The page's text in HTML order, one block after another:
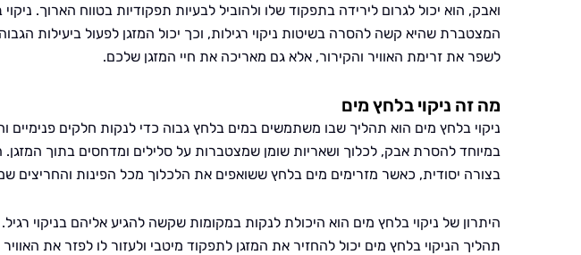
ואבק, הוא יכול לגרום לירידה בתפקוד שלו ולהוביל לבעיות תפקודיות בטווח הארוך.
המצטברת שהיא קשה להסרה בשיטות ניקוי רגילות, וכך יכול המזגן לפעול ביעילות
לשפר את זרימת האוויר והקירור, אלא גם מאריכה את חיי המזגן שלכם.
מה זה ניקוי בלחץ מים
ניקוי בלחץ מים הוא תהליך שבו משתמשים במים בלחץ גבוה כדי לנקות חלקים פנימיים
במיוחד להסרת אבק, לכלוך ושאריות שומן שמצטברות על סלילים ומדחסים בתוך
בצורה יסודית, כאשר מזרימים מים בלחץ ששואפים את הלכלוך מכל הפינות והחריצים
היתרון של ניקוי בלחץ מים הוא היכולת לנקות במקומות שקשה להגיע אליהם בניקוי
תהליך הניקוי בלחץ מים יכול להחזיר את המזגן לתפקוד מיטבי ולעזור לו לפזר את